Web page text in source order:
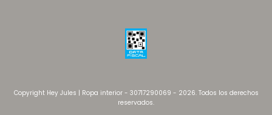
Copyright Hey Jules | Ropa interior - 30717290069 - 2026. Todos los derechos
reservados.